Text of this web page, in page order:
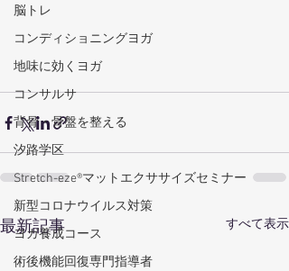
脳トレ
コンディショニングヨガ
地味に効くヨガ
コンサルサ
背骨・骨盤を整える
汐路学区
Stretch-eze®マットエクササイズセミナー
新型コロナウイルス対策
ヨガ養成コース
術後機能回復専門指導者
最新記事 すべて表示